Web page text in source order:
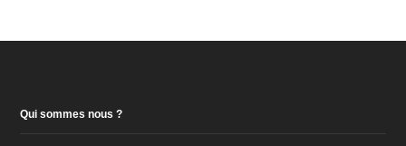
Qui sommes nous ?